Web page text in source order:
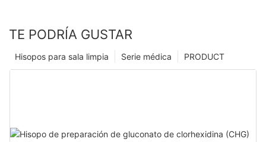
TE PODRÍA GUSTAR
PRODUCT
Serie médica
Hisopos para sala limpia